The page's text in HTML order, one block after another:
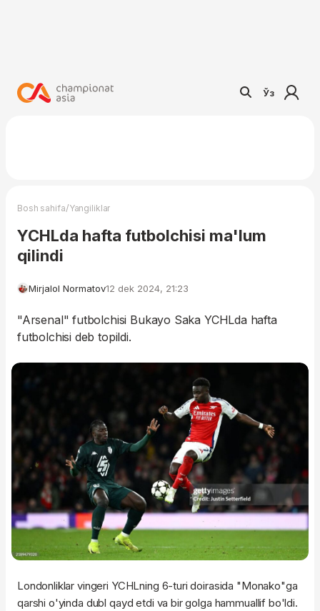
Ўз
Bosh sahifa/Yangiliklar
YCHLda hafta futbolchisi ma'lum
qilindi
Mirjalol Normatov12 dek 2024, 21:23
"Arsenal" futbolchisi Bukayo Saka YCHLda hafta
futbolchisi deb topildi.
Londonliklar vingeri YCHLning 6-turi doirasida "Monako"ga
qarshi o'yinda dubl qayd etdi va bir golga hammuallif bo'ldi.